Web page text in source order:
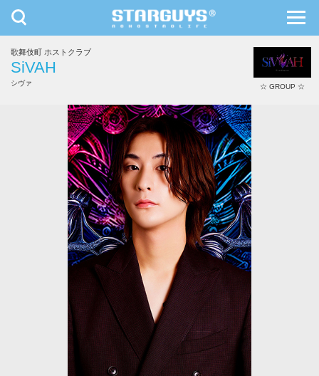
九州・沖縄 北海道・東北
toggle
navigation
歌舞伎町 ホストクラブ
SiVAH
シヴァ ☆ GROUP ☆
誠夜